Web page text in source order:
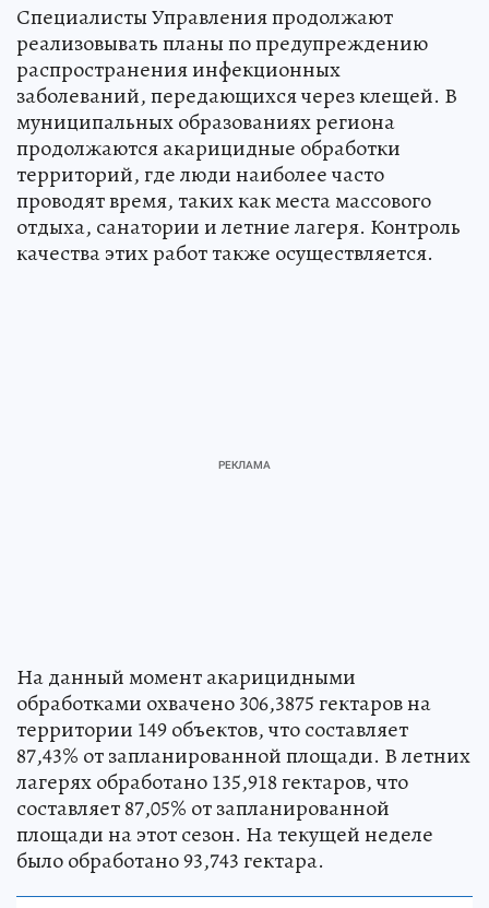
Специалисты Управления продолжают
реализовывать планы по предупреждению
распространения инфекционных
заболеваний, передающихся через клещей. В
муниципальных образованиях региона
продолжаются акарицидные обработки
территорий, где люди наиболее часто
проводят время, таких как места массового
отдыха, санатории и летние лагеря. Контроль
качества этих работ также осуществляется.
На данный момент акарицидными
обработками охвачено 306,3875 гектаров на
территории 149 объектов, что составляет
87,43% от запланированной площади. В летних
лагерях обработано 135,918 гектаров, что
составляет 87,05% от запланированной
площади на этот сезон. На текущей неделе
было обработано 93,743 гектара.